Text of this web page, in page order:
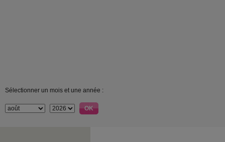
Sélectionner un mois et une année :